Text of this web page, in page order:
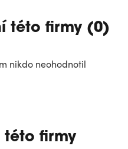
této firmy (0)
nikdo neohodnotil
této firmy